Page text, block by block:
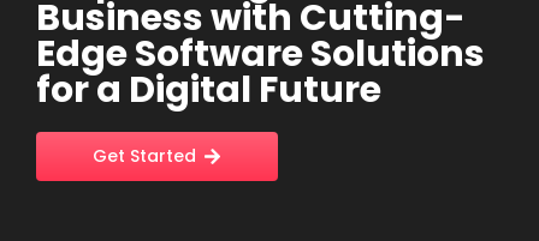
Business with Cutting-
Edge Software Solutions
for a Digital Future
Get Started